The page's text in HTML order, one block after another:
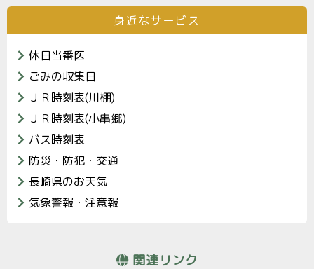
身近なサービス
休日当番医
ごみの収集日
ＪＲ時刻表(川棚)
ＪＲ時刻表(小串郷)
バス時刻表
防災・防犯・交通
長崎県のお天気
気象警報・注意報
関連リンク